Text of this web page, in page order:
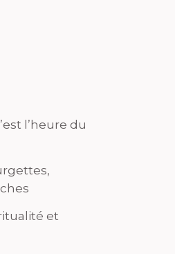
l’heure du
et